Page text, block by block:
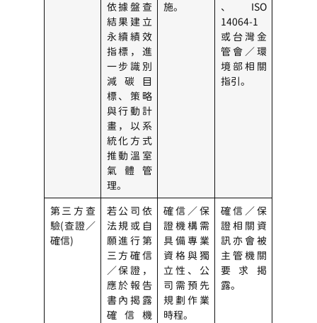
依據盤查
結果建立
永續績效
指標，進
一步識別
減碳目
標、策略
與行動計
畫，以系
統化方式
推動溫室
氣體管
理。
施。
、ISO
14064-1
或台灣金
管會／環
境部相關
指引。
第三方查
驗(查證／
確信)
若公司依
法規或自
願進行第
三方確信
／保證，
應於報告
書內揭露
確信機
確信／保
證機構需
具備專業
資格與獨
立性、公
司需預先
規劃作業
時程。
確信／保
證相關資
訊亦會被
主管機關
要求揭
露。